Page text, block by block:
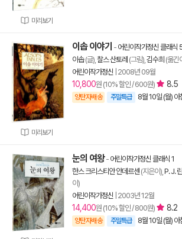
미리보기
미리보기
이솝 이야기 - 어린이작가정신 클래식
이솝(글), 찰스 산토레 (그림), 김수희 (옮긴
어린이작가정신 2008년 09월
10,800원 (10% 할인 / 600원) 8.5
양탄자배송 주말특급 8월 10일 (월) 아
눈의 여왕- 어린이작가정신 클래식 1
한스 크리스티안 안데르센 (지은이), P. J.
이)
어린이작가정신 2003년 12월
14,400원 (10% 할인 / 800원) 8.2
양탄자배송 주말특급 8월 10일 (월) 아